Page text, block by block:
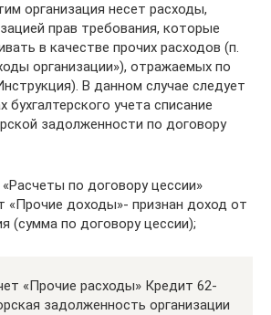
организация несет расходы,
прав требования, которые
в качестве прочих расходов (п.
организации»), отражаемых по
В данном случае следует
бухгалтерского учета списание
задолженности по договору
по договору цессии»
«Прочие доходы»- признан доход от
(сумма по договору цессии);
«Прочие расходы» Кредит 62-
задолженность организации